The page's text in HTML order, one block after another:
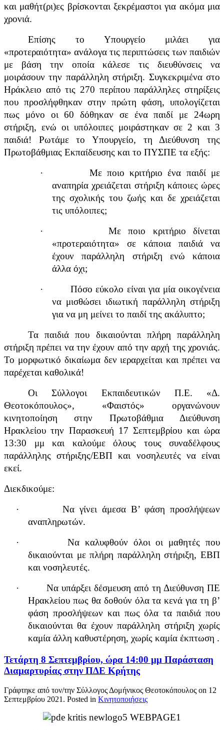
και μαθήτ(ρι)ες βρίσκονται ξεκρέμαστοι για ακόμα μια
χρονιά.
Επίσης το Υπουργείο μιλάει για
«προτεραιότητα» ανάλογα τις περιπτώσεις των παιδιών
με βάση την οποία κάλεσε τις διευθύνσεις να
μοιράσουν την παράλληλη στήριξη. Συγκεκριμένα στο
Ηράκλειο από τις 270 περίπου παράλληλες στηρίξεις
που προσλήφθηκαν στην πρώτη φάση, υπολογίζεται
πως μόνο οι 60 δόθηκαν σε ένα παιδί με 24ωρη
στήριξη, ενώ οι υπόλοιπες μοιράστηκαν σε 2 και 3
παιδιά! Ρωτάμε το Υπουργείο, τη Διεύθυνση της
Πρωτοβάθμιας Εκπαίδευσης και το ΠΥΣΠΕ τα εξής:
·
Με ποιο κριτήριο ένα παιδί με
αναπηρία χρειάζεται στήριξη κάποιες ώρες
της σχολικής του ζωής και δε χρειάζεται
τις υπόλοιπες;
·
Με ποιο κριτήριο δίνεται
«προτεραιότητα» σε κάποια παιδιά να
έχουν παράλληλη στήριξη ενώ κάποια
άλλα όχι;
·
Πόσο εύκολο είναι για μία οικογένεια
να μισθώσει ιδιωτική παράλληλη στήριξη
για να μη μείνει το παιδί της ακάλυπτο;
Τα παιδιά που δικαιούνται πλήρη παράλληλη
στήριξη πρέπει να την έχουν από την αρχή της χρονιάς.
Το μορφωτικό δικαίωμα δεν ιεραρχείται και πρέπει να
παρέχεται καθολικά!
Οι Σύλλογοι Εκπαιδευτικών Π.Ε. «Δ.
Θεοτοκόπουλος», «Φαιστός» οργανώνουν
κινητοποίηση στην Πρωτοβάθμια Διεύθυνση
Ηρακλείου την Παρασκευή 17 Σεπτεμβρίου και ώρα
13:30 μμ και καλούμε όλους τους συναδέλφους
παράλληλης στήριξης/ΕΒΠ και νοσηλευτές να είναι
εκεί.
Διεκδικούμε:
·
Να γίνει άμεσα Β’ φάση προσλήψεων
αναπληρωτών.
·
Να καλυφθούν όλοι οι μαθητές που
δικαιούνται με πλήρη παράλληλη στήριξη, ΕΒΠ
και νοσηλευτές.
·
Να υπάρξει δέσμευση από τη Διεύθυνση ΠΕ
Ηρακλείου πως θα δοθούν όλα τα κενά για τη β’
φάση προσλήψεων και πως όλα τα παιδιά που
δικαιούνται θα έχουν παράλληλη στήριξη χωρίς
καμία άλλη καθυστέρηση, χωρίς καμία έκπτωση .
Τετάρτη 8 Σεπτεμβρίου, ώρα 14:00 μμ Παράσταση
Διαμαρτυρίας στην ΠΔΕ Κρήτης
Γράφτηκε από τον/την Σύλλογος Δομήνικος Θεοτοκόπουλος on 12
Σεπτεμβρίου 2021 . Posted in Κινητοποιήσεις